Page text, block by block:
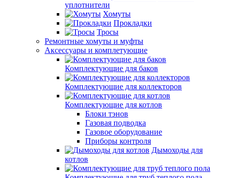
уплотнители
Хомуты
Прокладки
Тросы
Ремонтные хомуты и муфты
Аксессуары и комплетующие
Комплектующие для баков
Комплектующие для коллекторов
Комплектующие для котлов
Блоки тэнов
Газовая подводка
Газовое оборудование
Приборы контроля
Дымоходы для
котлов